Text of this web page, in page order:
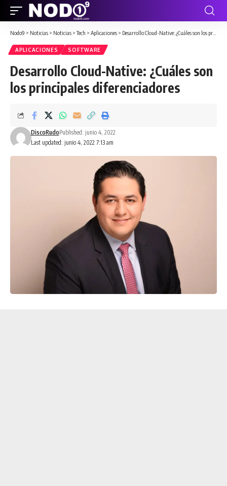
Nodo9 > Noticias > Noticias >Tech > Aplicaciones > Desarrollo Cloud-Native: ¿Cuáles son los principales diferenciadores
APLICACIONES SOFTWARE
Desarrollo Cloud-Native: ¿Cuáles son
los principales diferenciadores
Last updated: junio 4, 2022 7:13 am
DiscoRudoPublished: junio 4, 2022